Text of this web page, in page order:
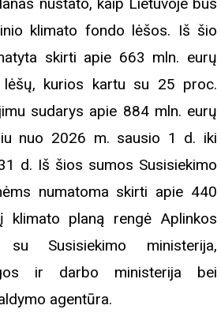
nustato, kaip Lietuvoje bus
klimato fondo lėšos. Iš šio
skirti apie 663 mln. eurų
lėšų, kurios kartu su 25 proc.
sudarys apie 884 mln. eurų
nuo 2026 m. sausio 1 d. iki
d. Iš šios sumos Susisiekimo
numatoma skirti apie 440
klimato planą rengė Aplinkos
Susisiekimo ministerija,
ir darbo ministerija bei
agentūra.